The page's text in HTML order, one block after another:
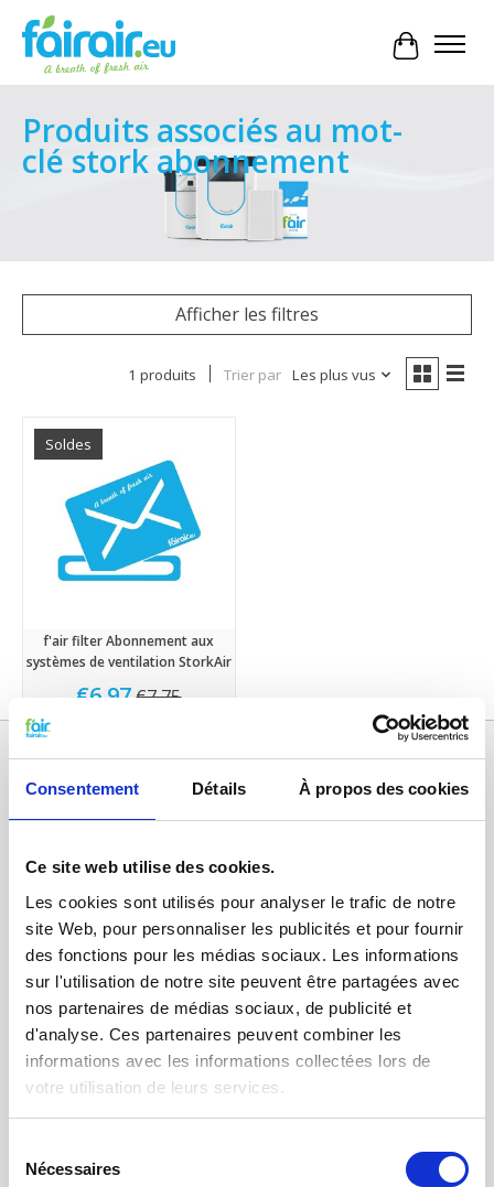
Consentement Détails À propos des cookies
Ce site web utilise des cookies.
Les cookies sont utilisés pour analyser le trafic de notre
site Web, pour personnaliser les publicités et pour fournir
des fonctions pour les médias sociaux. Les informations
sur l'utilisation de notre site peuvent être partagées avec
nos partenaires de médias sociaux, de publicité et
d'analyse. Ces partenaires peuvent combiner les
informations avec les informations collectées lors de
votre utilisation de leurs services.
Nécessaires
Panier
Produits associés au mot-
clé stork abonnement
Afficher les filtres
1 produits Trier par Les plus vus
Soldes
f'air filter Abonnement aux
systèmes de ventilation StorkAir
€6,97 €7,75
Catégories
FILTRES VMC DOUBLE FLUX
FILTRE À AIR POUR CHAUFFAGE
TISSUS FILTRANTS ET MATS